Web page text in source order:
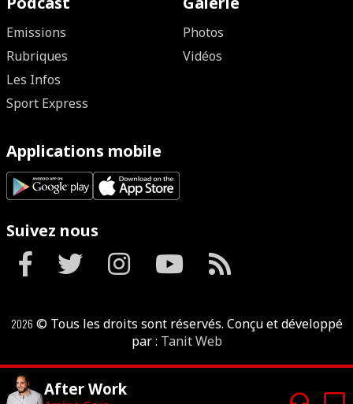
Emissions
Rubriques
Les Infos
Sport Express
Photos
Vidéos
Applications mobile
Suivez nous
2026 © Tous les droits sont réservés. Conçu et développé
par : Tanit Web
After Work